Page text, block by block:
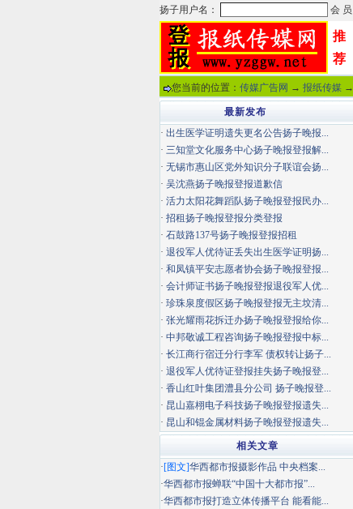
推
荐
您当前的位置： 传媒广告网 → 报纸传媒 →
最新发布
· 出生医学证明遗失更名公告扬子晚报...
· 三知堂文化服务中心扬子晚报登报解...
· 无锡市惠山区党外知识分子联谊会扬...
· 吴沈燕扬子晚报登报道歉信
· 活力太阳花舞蹈队扬子晚报登报民办...
· 招租扬子晚报登报分类登报
· 石鼓路137号扬子晚报登报招租
· 退役军人优待证丢失出生医学证明扬...
· 和凤镇平安志愿者协会扬子晚报登报...
· 会计师证书扬子晚报登报退役军人优...
· 珍珠泉度假区扬子晚报登报无主坟清...
· 张光耀雨花拆迁办扬子晚报登报给你...
· 中邦敬诚工程咨询扬子晚报登报中标...
· 长江商行宿迁分行李军 债权转让扬子...
· 退役军人优待证登报挂失扬子晚报登...
· 香山红叶集团澧县分公司 扬子晚报登...
· 昆山嘉栩电子科技扬子晚报登报遗失...
· 昆山和锟金属材料扬子晚报登报遗失...
相关文章
·[图文]华西都市报摄影作品 中央档案...
·华西都市报蝉联“中国十大都市报”...
·华西都市报打造立体传播平台 能看能...